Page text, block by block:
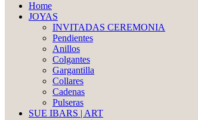
Home
JOYAS
INVITADAS CEREMONIA
Pendientes
Anillos
Colgantes
Gargantilla
Collares
Cadenas
Pulseras
SUE IBARS | ART